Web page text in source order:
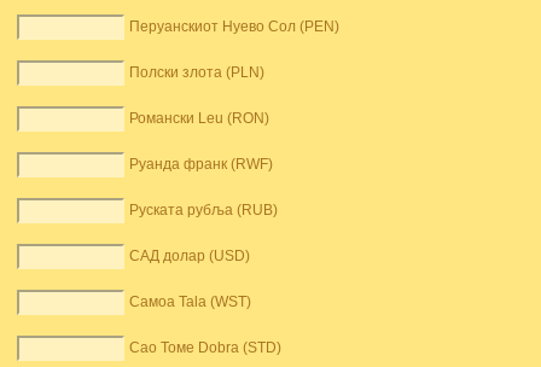
Перуанскиот Нуево Сол (PEN)
Полски злота (PLN)
Романски Leu (RON)
Руанда франк (RWF)
Руската рубља (RUB)
САД долар (USD)
Самоа Tala (WST)
Сао Томе Dobra (STD)